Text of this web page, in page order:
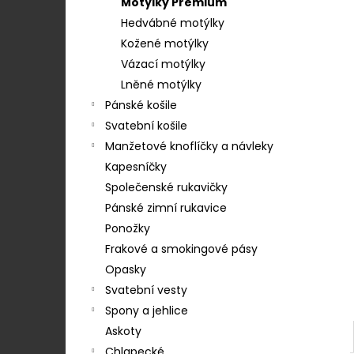
Hedvábné motýlky
Kožené motýlky
Vázací motýlky
Lněné motýlky
Pánské košile
Svatební košile
Manžetové knoflíčky a návleky
Kapesníčky
Společenské rukavičky
Pánské zimní rukavice
Ponožky
Frakové a smokingové pásy
Opasky
Svatební vesty
Spony a jehlice
Askoty
MM, MOTÝLEK A KAPESNÍČEK MODRÁ,
KOŇAKOVÁ KŮŽE 886-2244369
1 754 Kč